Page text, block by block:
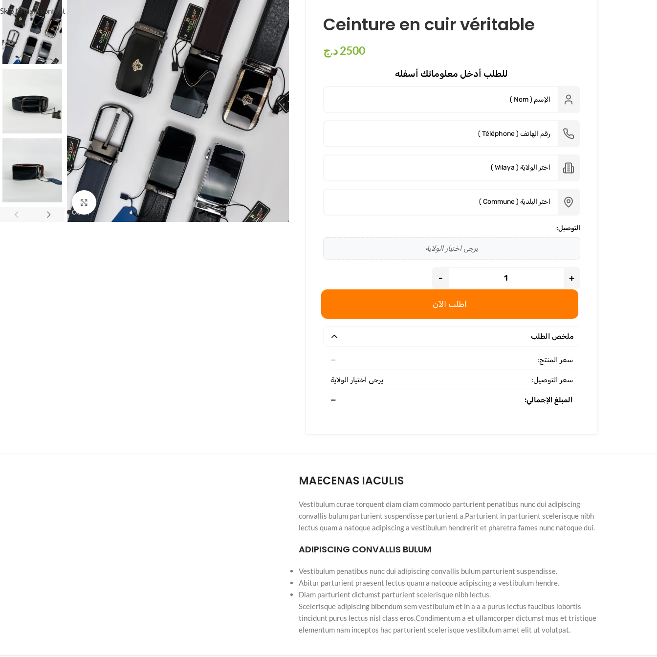
Skip to main content
Click to enlarge
Ceinture en cuir véritable
2500د.ج
للطلب أدخل معلوماتك أسفله
التوصيل:
يرجى اختيار الولاية
- +
اطلب الآن
ملخص الطلب
سعر المنتج: —
سعر التوصيل: يرجى اختيار الولاية
المبلغ الإجمالي: —
MAECENAS IACULIS
Vestibulum curae torquent diam diam commodo parturient penatibus nunc dui adipiscing
convallis bulum parturient suspendisse parturient a.Parturient in parturient scelerisque nibh
lectus quam a natoque adipiscing a vestibulum hendrerit et pharetra fames nunc natoque dui.
ADIPISCING CONVALLIS BULUM
Vestibulum penatibus nunc dui adipiscing convallis bulum parturient suspendisse.
Abitur parturient praesent lectus quam a natoque adipiscing a vestibulum hendre.
Diam parturient dictumst parturient scelerisque nibh lectus.
Scelerisque adipiscing bibendum sem vestibulum et in a a a purus lectus faucibus lobortis
tincidunt purus lectus nisl class eros.Condimentum a et ullamcorper dictumst mus et tristique
elementum nam inceptos hac parturient scelerisque vestibulum amet elit ut volutpat.